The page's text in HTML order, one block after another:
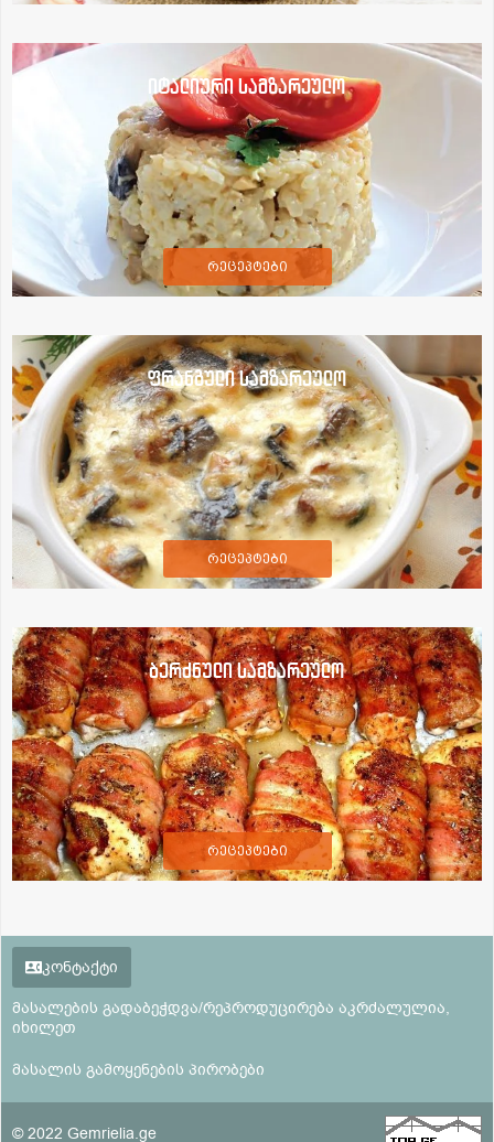
იტალიური სამზარეულო
რეცეპტები
ფრანგული სამზარეულო
რეცეპტები
ბერძნული სამზარეულო
რეცეპტები
კონტაქტი
მასალების გადაბეჭდვა/რეპროდუცირება აკრძალულია,
იხილეთ
მასალის გამოყენების პირობები
© 2022 Gemrielia.ge